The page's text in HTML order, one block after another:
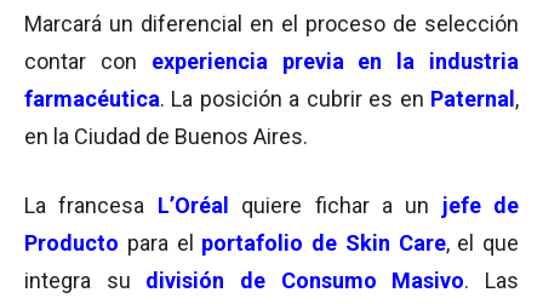
Marcará un diferencial en el proceso de selección
contar con experiencia previa
en la industria
farmacéutica. La posición a cubrir es en Paternal ,
en la Ciudad de Buenos Aires.
La francesa L’Oréal quiere fichar a un jefe de
Producto para el portafolio de Skin Care, el que
integra su división de Consumo Masivo. Las